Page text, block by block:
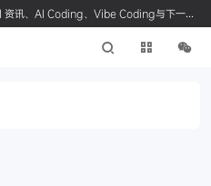
资讯、AI Coding、Vibe Coding与下一代